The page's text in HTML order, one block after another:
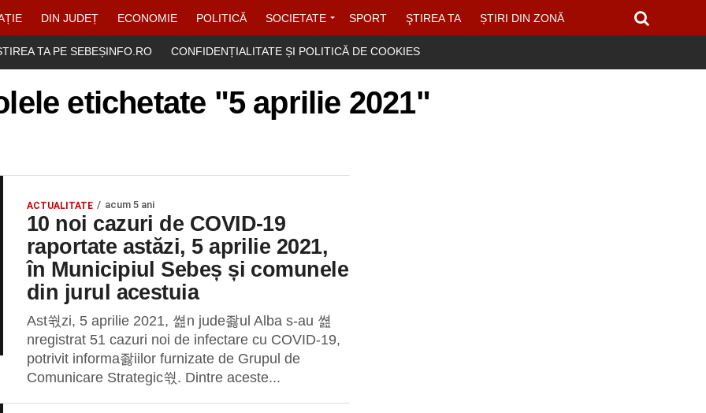
DIN JUDEȚ ECONOMIE POLITICĂ SOCIETATE SPORT ŞTIREA TA ȘTIRI DIN ZONĂ
TA PE SEBEȘINFO.RO CONFIDENȚIALITATE ȘI POLITICĂ DE COOKIES
etichetate "5 aprilie 2021"
ACTUALITATE acum 5 ani
10 noi cazuri de COVID-19
raportate astăzi, 5 aprilie 2021,
în Municipiul Sebeș și comunele
din jurul acestuia
Ast쒃zi, 5 aprilie 2021, 쎮n jude좛ul Alba s-au 쎮
nregistrat 51 cazuri noi de infectare cu COVID-19,
potrivit informa좛iilor furnizate de Grupul de
Comunicare Strategic쒃. Dintre aceste...